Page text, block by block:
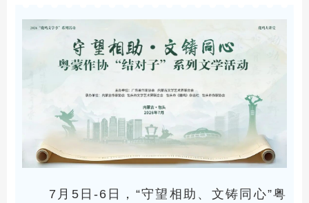
7月5日-6日，“守望相助、文铸同心”粤